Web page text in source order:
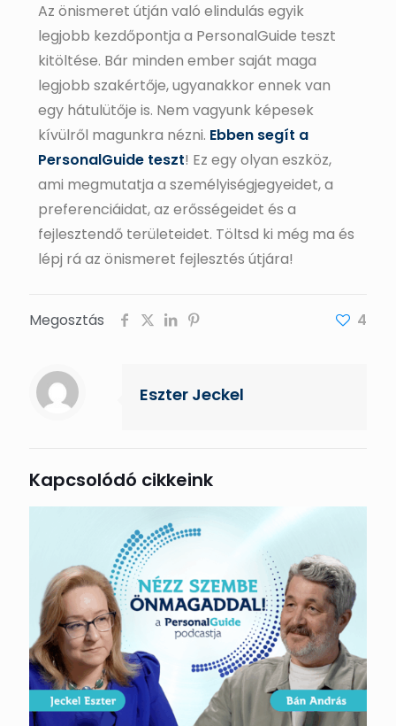
Az önismeret útján való elindulás egyik
legjobb kezdőpontja a PersonalGuide teszt
kitöltése. Bár minden ember saját maga
legjobb szakértője, ugyanakkor ennek van
egy hátulütője is. Nem vagyunk képesek
kívülről magunkra nézni. Ebben segít a
PersonalGuide teszt! Ez egy olyan eszköz,
ami megmutatja a személyiségjegyeidet, a
preferenciáidat, az erősségeidet és a
fejlesztendő területeidet. Töltsd ki még ma és
lépj rá az önismeret fejlesztés útjára!
Megosztás 4
Eszter Jeckel
Kapcsolódó cikkeink